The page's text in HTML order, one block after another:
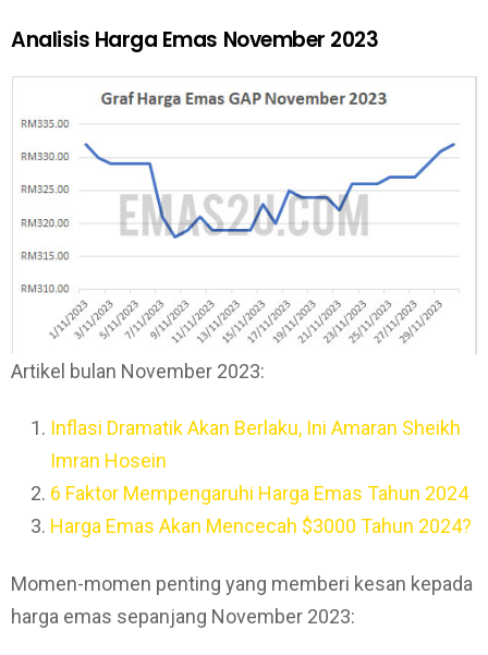
Analisis Harga Emas November 2023
Artikel bulan November 2023:
Inflasi Dramatik Akan Berlaku, Ini Amaran Sheikh
Imran Hosein
6 Faktor Mempengaruhi Harga Emas Tahun 2024
Harga Emas Akan Mencecah $3000 Tahun 2024?
Momen-momen penting yang memberi kesan kepada
harga emas sepanjang November 2023: